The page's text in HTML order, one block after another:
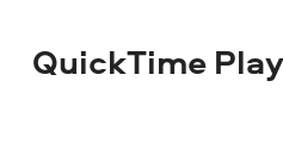
QuickTime